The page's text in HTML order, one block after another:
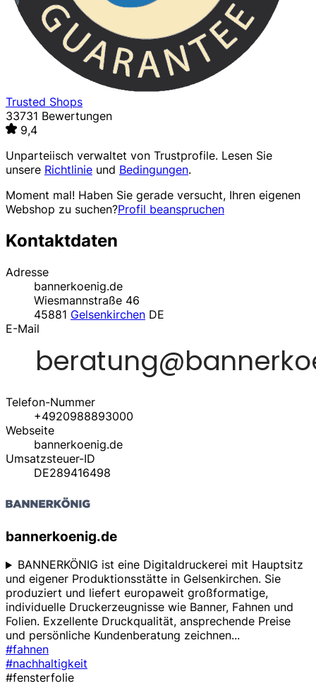
Trusted Shops
33731 Bewertungen
9,4
Unparteiisch verwaltet von Trustprofile. Lesen Sie
unsere Richtlinie und Bedingungen.
Moment mal! Haben Sie gerade versucht, Ihren eigenen
Webshop zu suchen?Profil beanspruchen
Kontaktdaten
Adresse
bannerkoenig.de
Wiesmannstraße 46
45881 Gelsenkirchen DE
E-Mail
Telefon-Nummer
+4920988893000
Webseite
bannerkoenig.de
Umsatzsteuer-ID
DE289416498
bannerkoenig.de
BANNERKÖNIG ist eine Digitaldruckerei mit Hauptsitz
und eigener Produktionsstätte in Gelsenkirchen. Sie
produziert und liefert europaweit großformatige,
individuelle Druckerzeugnisse wie Banner, Fahnen und
Folien. Exzellente Druckqualität, ansprechende Preise
und persönliche Kundenberatung zeichnen...
#fahnen
#nachhaltigkeit
#fensterfolie